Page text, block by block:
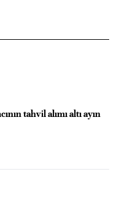
tahvil alımı altı ayın